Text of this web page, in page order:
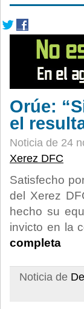
Orúe:
el
Noticia de 24
Xerez DFC
Satisfecho
del Xerez
hecho su
invicto en la
completa
Noticia de